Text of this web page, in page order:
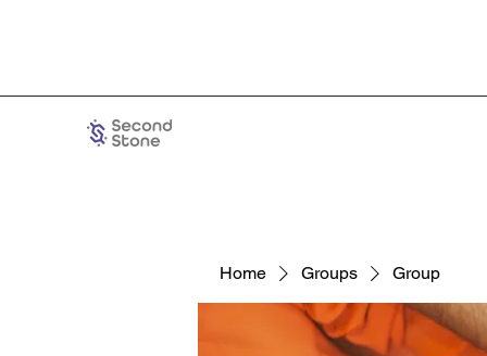
Home Groups Group